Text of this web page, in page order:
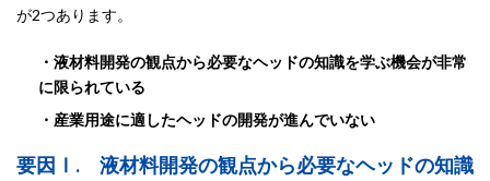
が2つあります。
・液材料開発の観点から必要なヘッドの知識を学ぶ機会が非常
に限られている
・産業用途に適したヘッドの開発が進んでいない
要因Ⅰ. 液材料開発の観点から必要なヘッドの知識